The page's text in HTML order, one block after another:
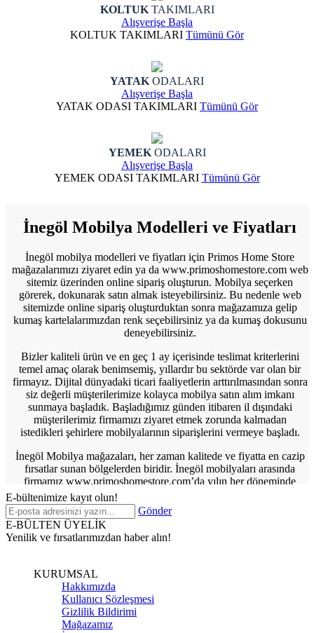
KOLTUKTAKIMLARI
Alışverişe Başla
KOLTUK TAKIMLARI Tümünü Gör
YATAK ODALARI
Alışverişe Başla
YATAK ODASI TAKIMLARI Tümünü Gör
YEMEKODALARI
Alışverişe Başla
YEMEK ODASI TAKIMLARI Tümünü Gör
İnegöl Mobilya Modelleri ve Fiyatları
İnegöl mobilya modelleri ve fiyatları için Primos Home Store
mağazalarımızı ziyaret edin ya da www.primoshomestore.com web
sitemiz üzerinden online sipariş oluşturun. Mobilya seçerken
görerek, dokunarak satın almak isteyebilirsiniz. Bu nedenle web
sitemizde online sipariş oluşturduktan sonra mağazamıza gelip
kumaş kartelalarımızdan renk seçebilirsiniz ya da kumaş dokusunu
deneyebilirsiniz.
Bizler kaliteli ürün ve en geç 1 ay içerisinde teslimat kriterlerini
temel amaç olarak benimsemiş, yıllardır bu sektörde var olan bir
firmayız. Dijital dünyadaki ticari faaliyetlerin arttırılmasından sonra
siz değerli müşterilerimize kolayca mobilya satın alım imkanı
sunmaya başladık. Başladığımız günden itibaren il dışındaki
müşterilerimiz firmamızı ziyaret etmek zorunda kalmadan
istedikleri şehirlere mobilyalarının siparişlerini vermeye başladı.
İnegöl Mobilya mağazaları, her zaman kalitede ve fiyatta en cazip
fırsatlar sunan bölgelerden biridir. İnegöl mobilyaları arasında
firmamız www.primoshomestore.com’da yılın her döneminde
uygun fiyatlı kampanyalı ürünlerini müşterilerine sunmaktadır.
Çoklu yapılan alışverişlerde indirimli fiyat politikamız sayesinde
müşterilerimiz evini en baştan düzenleme fırsatına sahip oluyor.
Rengarenk desenlikoltuk takımları
yemek odası takımları, rahat bir uyku çekeceğiniz
www.primoshomestore.com sizlere kaliteyi uygun fiyata önünüze
Sizler de ister internet sitemizden en beğendiğiniz ürünlerin
siparişini verebilir, ister mağazamıza gelerek ürünleri yakından
E-bültenimize kayıt olun!
Gönder
E-BÜLTEN ÜYELİK
Yenilik ve fırsatlarımızdan haber alın!
KURUMSAL
Hakkımızda
Kullanıcı Sözleşmesi
Gizlilik Bildirimi
Mağazamız